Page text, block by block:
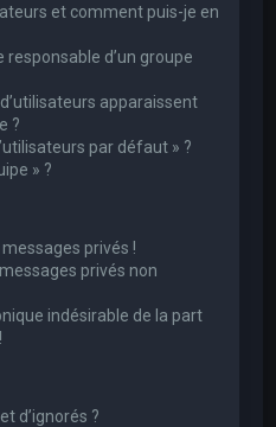
et comment puis-je en
d’un groupe
apparaissent
?
par défaut » ?
» ?
privés !
privés non
indésirable de la part
d’ignorés ?